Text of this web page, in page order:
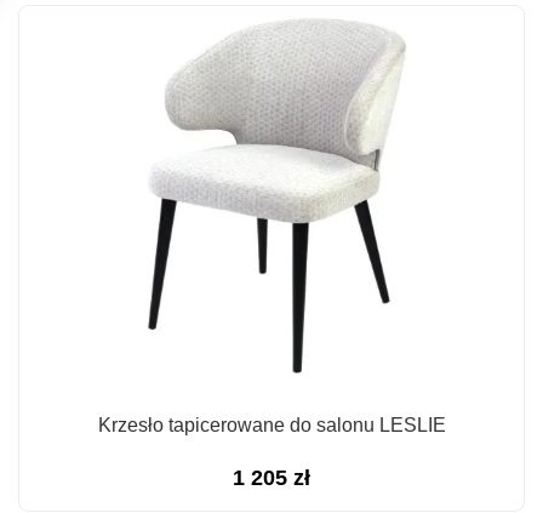
Krzesło tapicerowane do salonu LESLIE
1 205 zł